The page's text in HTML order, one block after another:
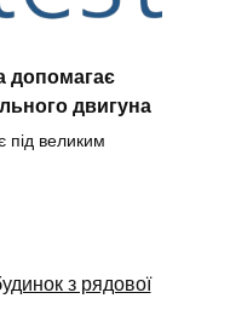
допомагає
двигуна
під великим